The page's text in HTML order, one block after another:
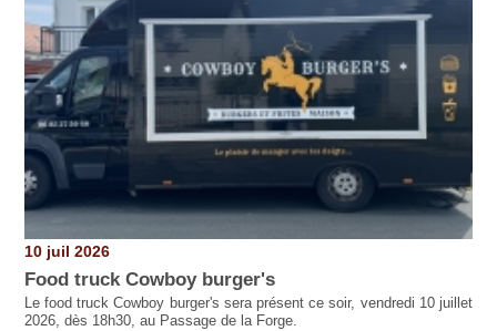
10 juil 2026
Food truck Cowboy burger's
Le food truck Cowboy burger's sera présent ce soir, vendredi 10 juillet
2026, dès 18h30, au Passage de la Forge.